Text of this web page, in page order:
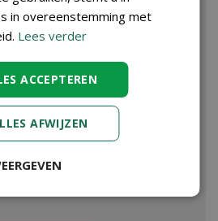
in overeenstemming met
Lees verder
ACCEPTEREN
AFWIJZEN